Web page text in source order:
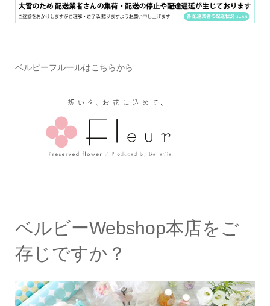
ベルビーフルールはこちらから
ベルビーWebshop本店をご
存じですか？